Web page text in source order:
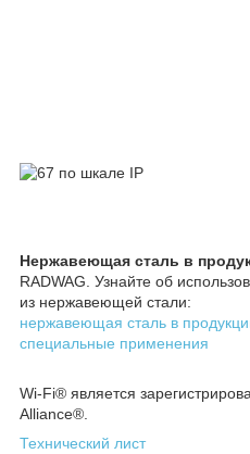
Нержавеющая сталь в
RADWAG. Узнайте об
из нержавеющей стали:
нержавеющая сталь в
специальные применения
Wi-Fi® является
Alliance®
Технический лист